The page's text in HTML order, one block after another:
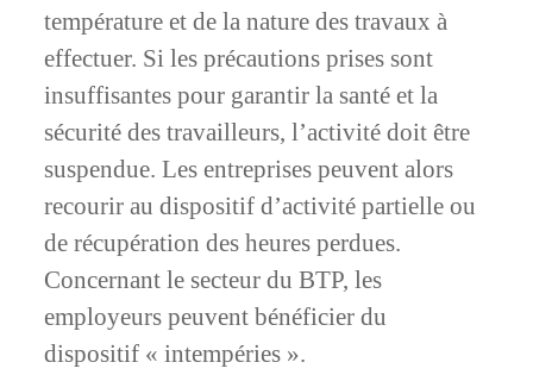
température et de la nature des travaux à
effectuer. Si les précautions prises sont
insuffisantes pour garantir la santé et la
sécurité des travailleurs, l’activité doit être
suspendue. Les entreprises peuvent alors
recourir au dispositif d’activité partielle ou
de récupération des heures perdues.
Concernant le secteur du BTP, les
employeurs peuvent bénéficier du
dispositif « intempéries ».